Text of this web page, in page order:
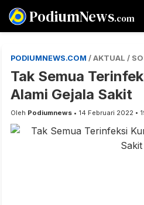
PodiumNews.com
PODIUMNEWS.COM / AKTUAL /
Tak Semua
Alami Gejala Sakit
Oleh Podiumnews • 14 Februari 2022 •